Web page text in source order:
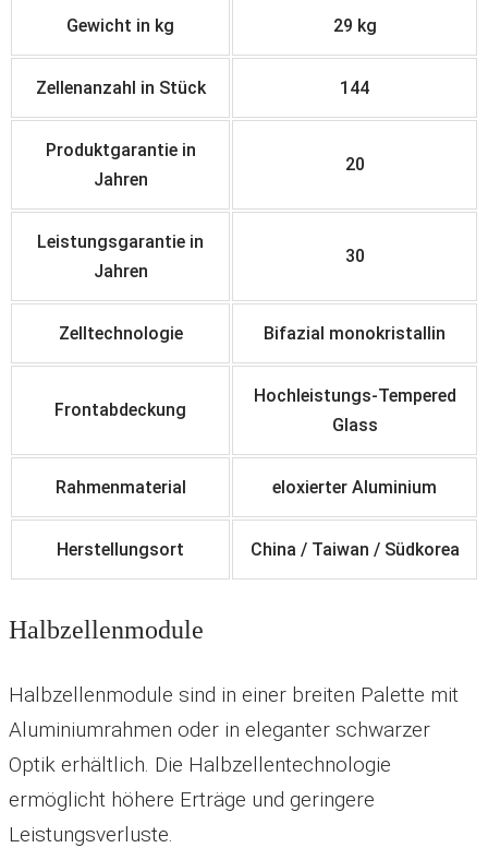
Gewicht in kg 29 kg
Zellenanzahl in Stück 144
Produktgarantie in
Jahren
20
Leistungsgarantie in
Jahren
30
Zelltechnologie Bifazial monokristallin
Frontabdeckung
Hochleistungs-Tempered
Glass
Rahmenmaterial eloxierter Aluminium
Herstellungsort China / Taiwan / Südkorea
Halbzellenmodule
Halbzellenmodule sind in einer breiten Palette mit
Aluminiumrahmen oder in eleganter schwarzer
Optik erhältlich. Die Halbzellentechnologie
ermöglicht höhere Erträge und geringere
Leistungsverluste.